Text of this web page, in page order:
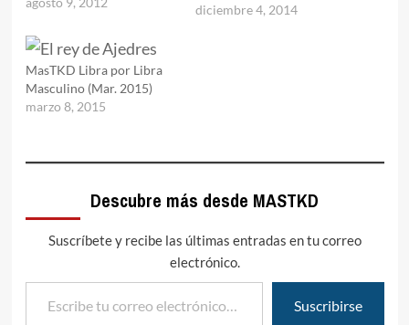
diciembre 4, 2014
MasTKD Libra por Libra
Masculino (Mar. 2015)
marzo 8, 2015
Descubre más desde MASTKD
Suscríbete y recibe las últimas entradas en tu correo
electrónico.
Escribe tu correo electrónico…
Suscribirse